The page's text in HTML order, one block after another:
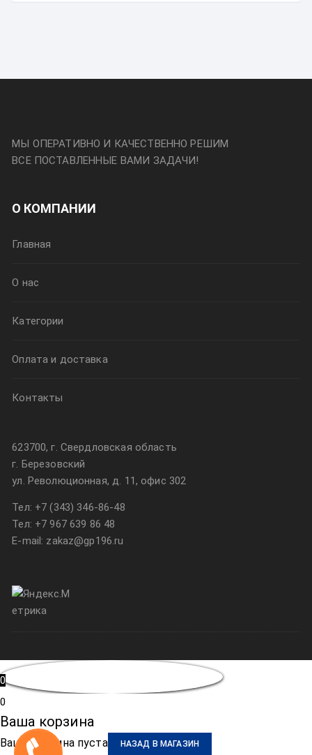
МЫ ОПЕРАТИВНО И КАЧЕСТВЕННО РЕШИМ
ВСЕ ПОСТАВЛЕННЫЕ ВАМИ ЗАДАЧИ!
О КОМПАНИИ
Главная
О нас
Категории
Оплата и доставка
Контакты
623700, г. Свердловская область
г. Березовский
ул. Революционная, д. 11, офис 302
Тел: +7 (343) 346-86-48
Тел: +7 967 639 86 48
E-mail: zakaz@gp196.ru
0
0
Ваша корзина
Ваша корзина пуста НАЗАД В МАГАЗИН